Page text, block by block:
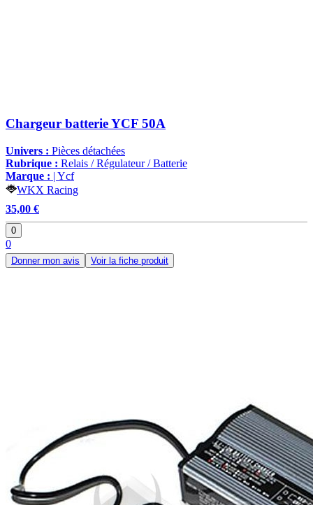
Chargeur batterie YCF 50A
Univers : Pièces détachées
Rubrique : Relais / Régulateur / Batterie
Marque : | Ycf
WKX Racing
35,00 €
0
0
Donner mon avis Voir la fiche produit